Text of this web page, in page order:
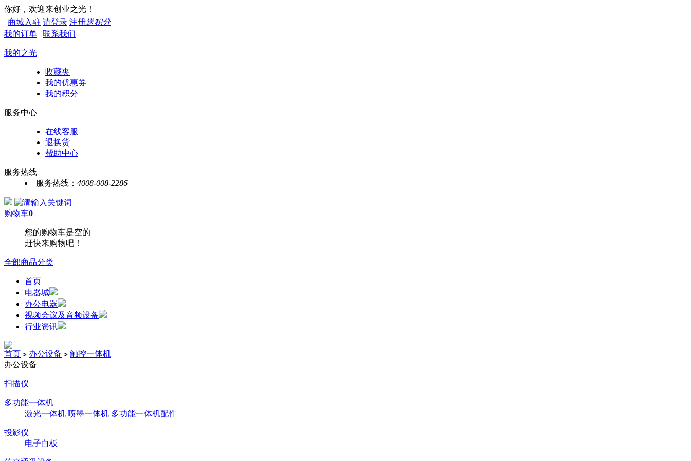
你好，欢迎来创业之光！
| 商城入驻 请登录 注册送积分
我的订单 | 联系我们
我的之光
收藏夹
我的优惠券
我的积分
服务中心
在线客服
退换货
帮助中心
服务热线
服务热线： 4008-008-2286
购物车0
您的购物车是空的
赶快来购物吧！
全部商品分类
首页
电器城
办公电器
视频会议及音频设备
行业资讯
首页 > 办公设备 > 触控一体机
办公设备
扫描仪
多功能一体机
激光一体机 喷墨一体机 多功能一体机配件
投影仪
电子白板